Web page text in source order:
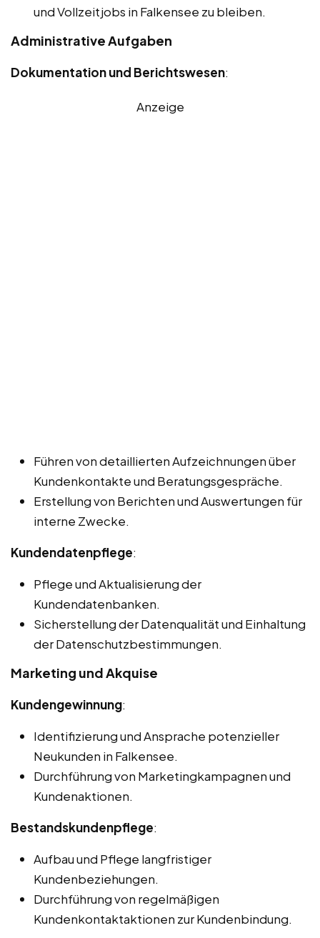
und Vollzeitjobs in Falkensee zu bleiben.
Administrative Aufgaben
Dokumentation und Berichtswesen:
Anzeige
Führen von detaillierten Aufzeichnungen über
Kundenkontakte und Beratungsgespräche.
Erstellung von Berichten und Auswertungen für
interne Zwecke.
Kundendatenpflege:
Pflege und Aktualisierung der
Kundendatenbanken.
Sicherstellung der Datenqualität und Einhaltung
der Datenschutzbestimmungen.
Marketing und Akquise
Kundengewinnung:
Identifizierung und Ansprache potenzieller
Neukunden in Falkensee.
Durchführung von Marketingkampagnen und
Kundenaktionen.
Bestandskundenpflege:
Aufbau und Pflege langfristiger
Kundenbeziehungen.
Durchführung von regelmäßigen
Kundenkontaktaktionen zur Kundenbindung.